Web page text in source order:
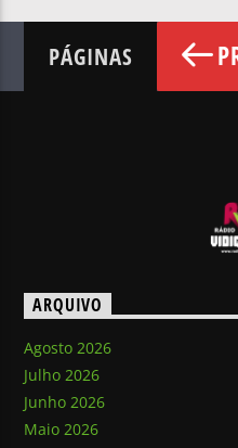
PÁGINAS
ARQUIVO
Agosto 2026
Julho 2026
Junho 2026
Maio 2026